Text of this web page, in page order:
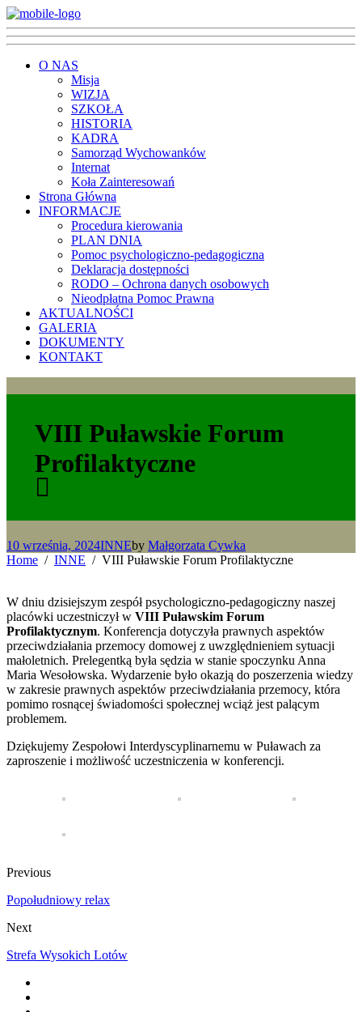
O NAS
Misja
WIZJA
SZKOŁA
HISTORIA
KADRA
Samorząd Wychowanków
Internat
Koła Zainteresowań
Strona Główna
INFORMACJE
Procedura kierowania
PLAN DNIA
Pomoc psychologiczno-pedagogiczna
Deklaracja dostępności
RODO – Ochrona danych osobowych
Nieodpłatna Pomoc Prawna
AKTUALNOŚCI
GALERIA
DOKUMENTY
KONTAKT
VIII Puławskie Forum
Profilaktyczne
10 września, 2024INNEby Małgorzata Cywka
Home
INNE VIII Puławskie Forum Profilaktyczne
W dniu dzisiejszym zespół psychologiczno-pedagogiczny naszej
placówki uczestniczył w VIII Puławskim Forum
Profilaktycznym. Konferencja dotyczyła prawnych aspektów
przeciwdziałania przemocy domowej z uwzględnieniem sytuacji
małoletnich. Prelegentką była sędzia w stanie spoczynku Anna
Maria Wesołowska. Wydarzenie było okazją do poszerzenia wiedzy
w zakresie prawnych aspektów przeciwdziałania przemocy, która
pomimo rosnącej świadomości społecznej wciąż jest palącym
problemem.
Dziękujemy Zespołowi Interdyscyplinarnemu w Puławach za
zaproszenie i możliwość uczestniczenia w konferencji.
Previous
Popołudniowy relax
Next
Strefa Wysokich Lotów